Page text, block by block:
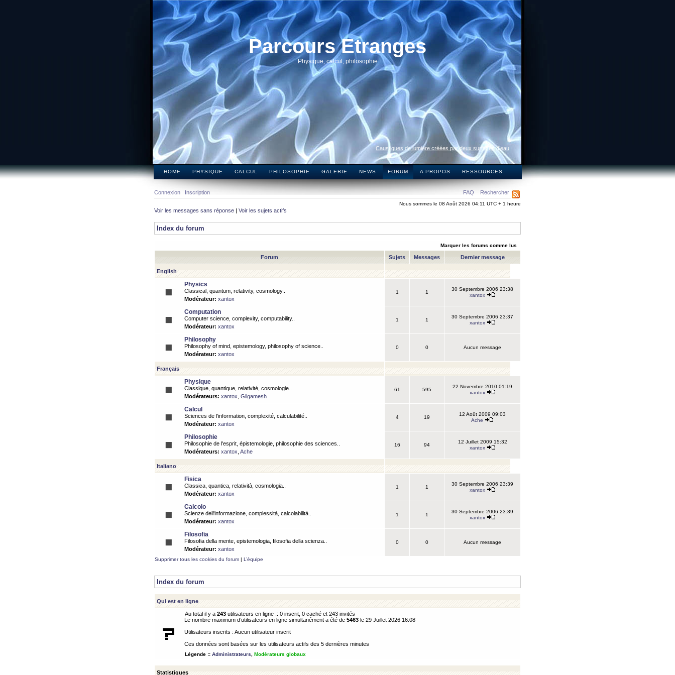
Parcours Etranges
Physique, calcul, philosophie
Caustiques de lumière créées par deux surfaces d’eau
HOME PHYSIQUE CALCUL PHILOSOPHIE GALERIE NEWS FORUM A PROPOS RESSOURCES
FAQ Rechercher
Connexion Inscription
Nous sommes le 08 Août 2026 04:11 UTC + 1 heure
Voir les messages sans réponse | Voir les sujets actifs
Index du forum
Marquer les forums comme lus
Forum Sujets Messages Dernier message
English
Physics
Classical, quantum, relativity, cosmology..
Modérateur: xantox
1 1
30 Septembre 2006 23:38
xantox
Computation
Computer science, complexity, computability..
Modérateur: xantox
1 1
30 Septembre 2006 23:37
xantox
Philosophy
Philosophy of mind, epistemology, philosophy of science..
Modérateur: xantox
0 0 Aucun message
Français
Physique
Classique, quantique, relativité, cosmologie..
Modérateurs: xantox Gilgamesh
61 595
22 Novembre 2010 01:19
xantox
Calcul
Sciences de l'information, complexité, calculabilité..
Modérateur: xantox
4 19
12 Août 2009 09:03
Ache
Philosophie
Philosophie de l'esprit, épistemologie, philosophie des sciences..
Modérateurs: xantox Ache
16 94
12 Juillet 2009 15:32
xantox
Italiano
Fisica
Classica, quantica, relatività, cosmologia..
Modérateur: xantox
1 1
30 Septembre 2006 23:39
xantox
Calcolo
Scienze dell'informazione, complessità, calcolabilità..
Modérateur: xantox
1 1
30 Septembre 2006 23:39
xantox
Filosofia
Filosofia della mente, epistemologia, filosofia della scienza..
Modérateur: xantox
0 0 Aucun message
Supprimer tous les cookies du forum | L’équipe
Index du forum
Qui est en ligne
Au total il y a 243 utilisateurs en ligne :: 0 inscrit, 0 caché et 243 invités
Le nombre maximum d’utilisateurs en ligne simultanément a été de 5463 le 29 Juillet 2026 16:08
Utilisateurs inscrits : Aucun utilisateur inscrit
Ces données sont basées sur les utilisateurs actifs des 5 dernières minutes
Légende :: Administrateurs Modérateurs globaux
Statistiques